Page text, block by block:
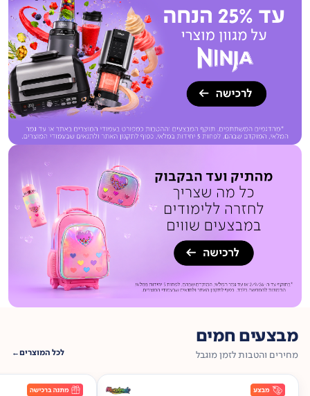
מבצעים חמים
מחירים והטבות לזמן מוגבל לכל המוצרים